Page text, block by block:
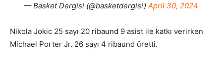
— Basket Dergisi (@basketdergisi) April 30, 2024
Nikola Jokic 25 sayı 20 ribaund 9 asist ile katkı verirken
Michael Porter Jr. 26 sayı 4 ribaund üretti.